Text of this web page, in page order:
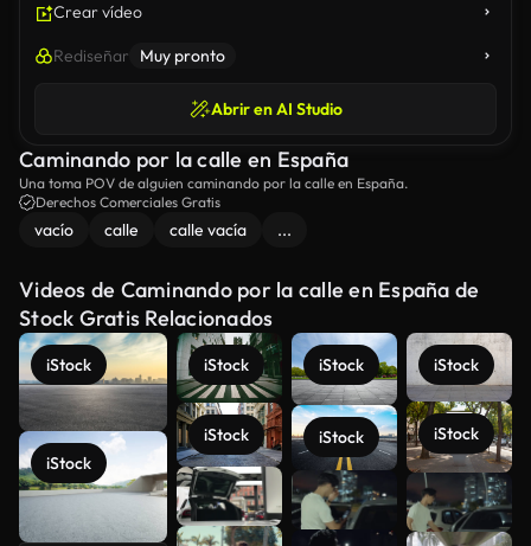
Crear vídeo
Rediseñar Muy pronto
Abrir en AI Studio
Caminando por la calle en España
Una toma POV de alguien caminando por la calle en España.
Derechos Comerciales Gratis
vacío calle calle vacía ...
Videos de Caminando por la calle en España de
Stock Gratis Relacionados
iStock
iStock
iStock
iStock
iStock
iStock
iStock
iStock
Ver más